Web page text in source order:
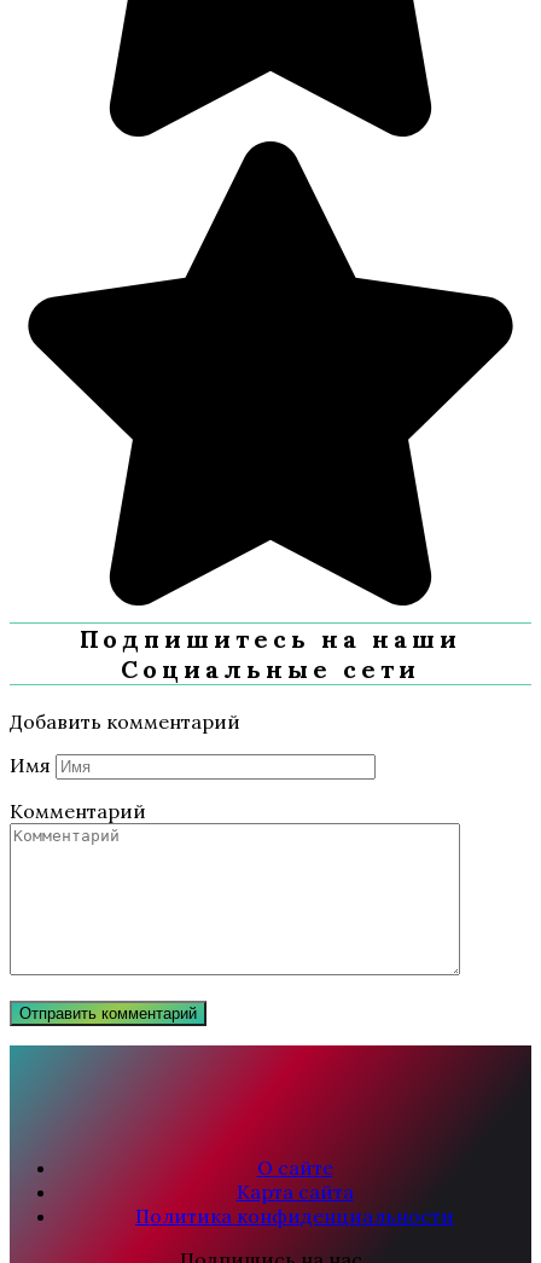
Подпишитесь на наши
Социальные сети
Добавить комментарий
Имя
Комментарий
О сайте
Карта сайта
Политика конфиденциальности